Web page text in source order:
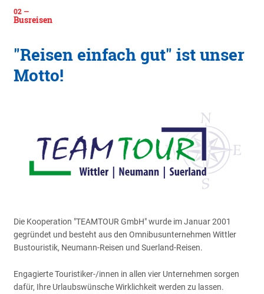
Busreisen
"Reisen einfach gut" ist unser
Motto!
Die Kooperation "TEAMTOUR GmbH" wurde im Januar 2001
gegründet und besteht aus den Omnibusunternehmen Wittler
Bustouristik, Neumann-Reisen und Suerland-Reisen.
Engagierte Touristiker-/innen in allen vier Unternehmen sorgen
dafür, Ihre Urlaubswünsche Wirklichkeit werden zu lassen.